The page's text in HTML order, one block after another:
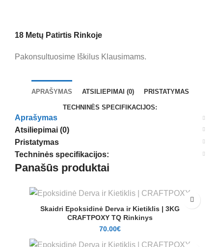
18 Metų Patirtis Rinkoje
Pakonsultuosime Iškilus Klausimams.
APRAŠYMAS ATSILIEPIMAI (0) PRISTATYMAS
TECHNINĖS SPECIFIKACIJOS:
Aprašymas
Atsiliepimai (0)
Pristatymas
Techninės specifikacijos:
Panašūs produktai
Skaidri Epoksidinė Derva ir Kietiklis | 3KG
CRAFTPOXY TQ Rinkinys
70.00€